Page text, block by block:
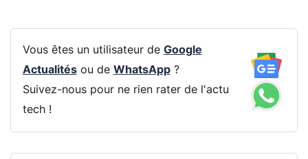
Vous êtes un utilisateur de Google
Actualitésou de WhatsApp?
Suivez-nous pour ne rien rater de l'actu
tech !